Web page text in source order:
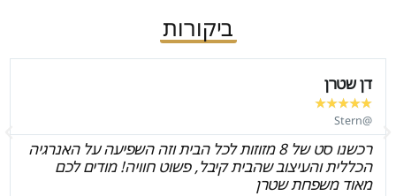
ביקורות
דן שטרן
★
★
★
★
★
@Stern
רכשנו סט של 8 מזוזות לכל הבית וזה השפיעה על האנרגיה
הכללית והעיצוב שהבית קיבל, פשוט חוויה! מודים לכם
מאוד משפחת שטרן